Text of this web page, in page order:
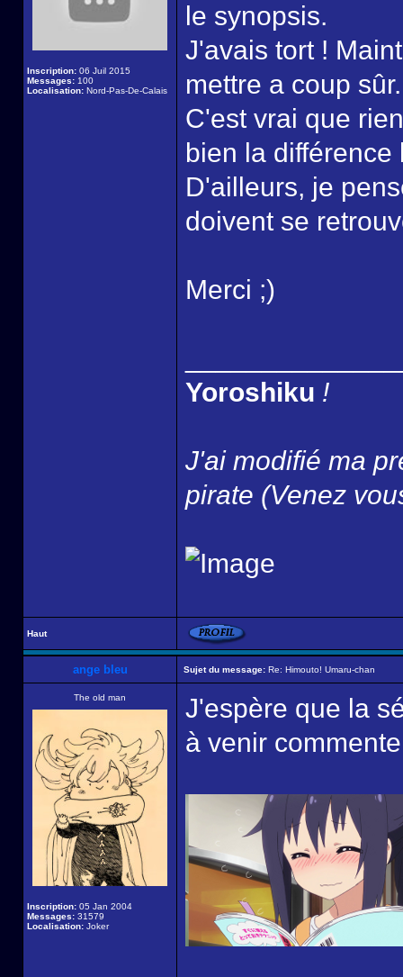
Inscription: 06 Juil 2015
Messages: 100
Localisation: Nord-Pas-De-Calais
le synopsis.
J'avais tort !
mettre a coup sûr.
C'est vrai que
bien la différence
D'ailleurs, je
doivent se
Merci ;)
Yoroshiku !
J'ai modifié ma
pirate (Venez
Haut
ange bleu Sujet du message: Re: Himouto! Umaru-chan
The old man
Inscription: 05 Jan 2004
Messages: 31579
Localisation: Joker
J'espère que la
à venir